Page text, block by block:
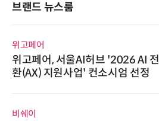
브랜드 뉴스룸
위고페어
위고페어, 서울AI허브 '2026 AI 전
환(AX) 지원사업' 컨소시엄 선정
비쉐이